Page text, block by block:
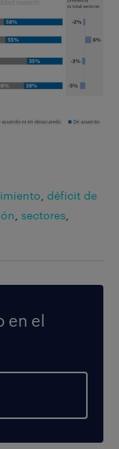
déficit de
sectores
en el